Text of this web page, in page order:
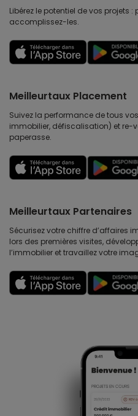
Libérez le potentiel de vos projets
accomplissez-les.
Meilleurtaux Placement
Suivez la performance de tous
immobilier, défiscalisation) et re-
paperasse.
Meilleurtaux Partenaires
Sécurisez votre chiffre d’affaires
lors des premières visites,
l’immobilier et travaillez votre